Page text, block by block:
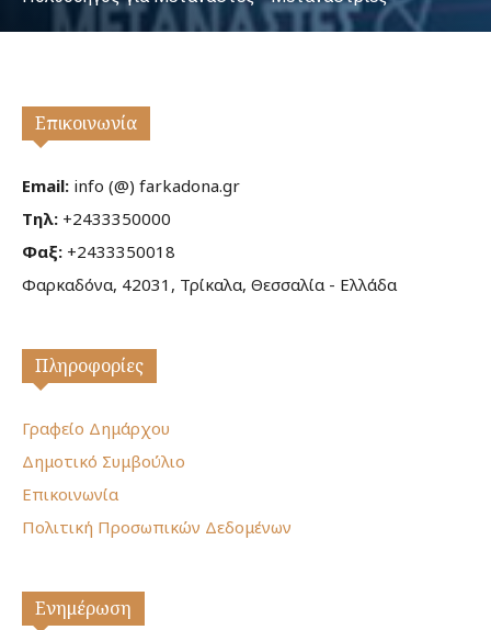
Επικοινωνία
Email: info (@) farkadona.gr
Τηλ: +2433350000
Φαξ: +2433350018
Φαρκαδόνα, 42031, Τρίκαλα, Θεσσαλία - Ελλάδα
Πληροφορίες
Γραφείο Δημάρχου
Δημοτικό Συμβούλιο
Επικοινωνία
Πολιτική Προσωπικών Δεδομένων
Ενημέρωση